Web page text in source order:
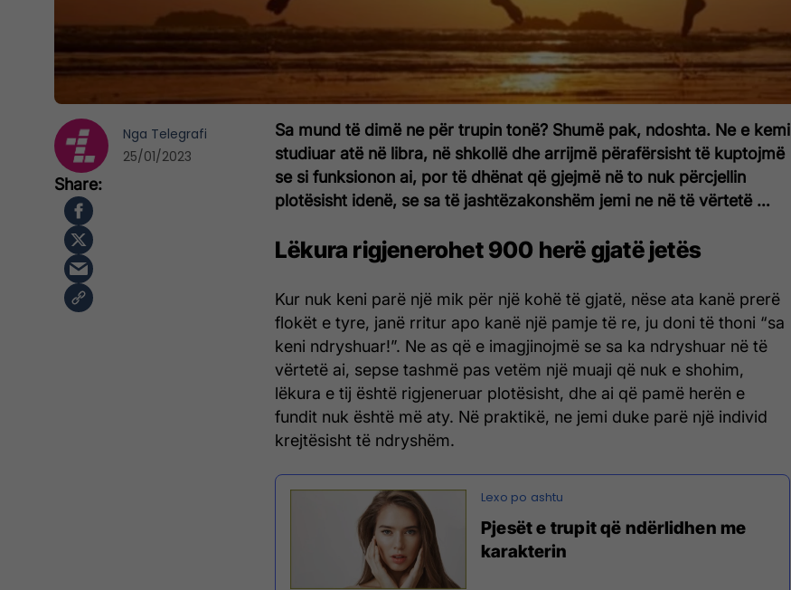
Sa mund të dimë ne për trupin tonë? Shumë pak, ndoshta. Ne e kemi
studiuar atë në libra, në shkollë dhe arrijmë përafërsisht të kuptojmë
se si funksionon ai, por të dhënat që gjejmë në to nuk përcjellin
plotësisht idenë, se sa të jashtëzakonshëm jemi ne në të vërtetë …
Lëkura rigjenerohet 900 herë gjatë jetës
Kur nuk keni parë një mik për një kohë të gjatë, nëse ata kanë prerë
flokët e tyre, janë rritur apo kanë një pamje të re, ju doni të thoni “sa
keni ndryshuar!”. Ne as që e imagjinojmë se sa ka ndryshuar në të
vërtetë ai, sepse tashmë pas vetëm një muaji që nuk e shohim,
lëkura e tij është rigjeneruar plotësisht, dhe ai që pamë herën e
fundit nuk është më aty. Në praktikë, ne jemi duke parë një individ
krejtësisht të ndryshëm.
Pjesët e trupit që ndërlidhen me
karakterin
Nga Telegrafi
25/01/2023